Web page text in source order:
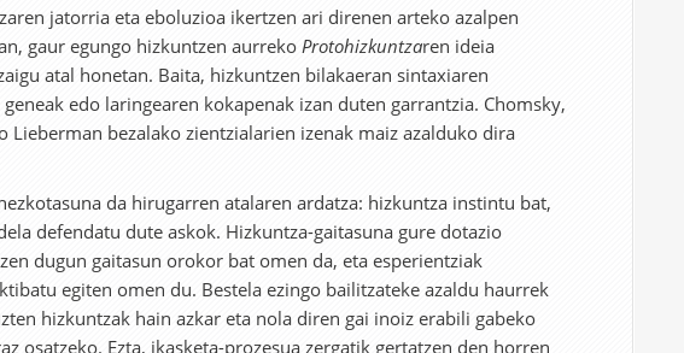
jatorria eta eboluzioa ikertzen ari direnen arteko azalpen
gaur egungo hizkuntzen aurreko Protohizkuntzaren ideia
atal honetan. Baita, hizkuntzen bilakaeran sintaxiaren
edo laringearen kokapenak izan duten garrantzia. Chomsky,
Lieberman bezalako zientzialarien izenak maiz azalduko dira
da hirugarren atalaren ardatza: hizkuntza instintu bat,
defendatu dute askok. Hizkuntza-gaitasuna gure dotazio
dugun gaitasun orokor bat omen da, eta esperientziak
egiten omen du. Bestela ezingo bailitzateke azaldu haurrek
hizkuntzak hain azkar eta nola diren gai inoiz erabili gabeko
osatzeko. Ezta, ikasketa-prozesua zergatik gertatzen den horren